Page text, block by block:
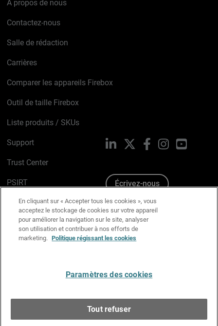
À propos de nous
Contactez-nous
Salle de rédaction
Carrières
Comparer les appareils Firebox
Outil de taille Firebox
Liste produits / SKUs
Support
Trust Center
PSIRT
Avis sur les cookies
Politique de confidentialité
Charte Graphique
LinkedIn FacebookInstagramYouTube
Écrivez-nous
En cliquant sur « Accepter tous les cookies », vous
acceptez le stockage de cookies sur votre appareil
pour améliorer la navigation sur le site, analyser
son utilisation et contribuer à nos efforts de
marketing. Politique régissant les cookies
Paramètres des cookies
Tout refuser